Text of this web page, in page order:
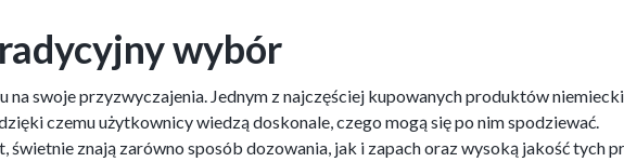
wybór
na swoje przyzwyczajenia. Jednym z najczęściej kupowanych produktów
czemu użytkownicy wiedzą doskonale, czego mogą się po nim spodziewać.
znają zarówno sposób dozowania, jak i zapach oraz wysoką jakość tych